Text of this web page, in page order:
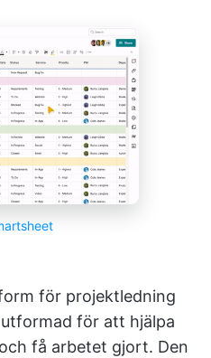
för projektledning
för att hjälpa
få arbetet gjort. Den